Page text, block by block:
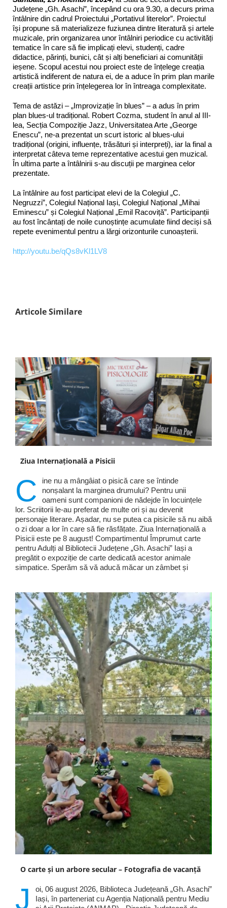
Județene „Gh. Asachi”, începând cu ora 9.30, a decurs prima
întâlnire din cadrul Proiectului „Portativul literelor”. Proiectul
își propune să materializeze fuziunea dintre literatură și artele
muzicale, prin organizarea unor întâlniri periodice cu activități
tematice în care să fie implicați elevi, studenți, cadre
didactice, părinți, bunici, cât și alți beneficiari ai comunității
ieșene. Scopul acestui nou proiect este de înțelege creația
artistică indiferent de natura ei, de a aduce în prim plan marile
creații artistice prin înțelegerea lor în întreaga complexitate.
Tema de astăzi – „Improvizație în blues” – a adus în prim
plan blues-ul tradițional. Robert Cozma, student în anul al III-
lea, Secția Compoziție Jazz, Universitatea Arte „George
Enescu”, ne-a prezentat un scurt istoric al blues-ului
tradițional (origini, influențe, trăsături și interpreți), iar la final a
interpretat câteva teme reprezentative acestui gen muzical.
În ultima parte a întâlnirii s-au discuții pe marginea celor
prezentate.
La întâlnire au fost participat elevi de la Colegiul „C.
Negruzzi”, Colegiul Național Iași, Colegiul Național „Mihai
Eminescu” și Colegiul Național „Emil Racoviță”. Participanții
au fost încântați de noile cunoștințe acumulate fiind deciși să
repete evenimentul pentru a lărgi orizonturile cunoașterii.
http://youtu.be/qQs8vKl1LV8
Articole Similare
Ziua Internațională a Pisicii
C
ine nu a mângâiat o pisică care se întinde
nonșalant la marginea drumului? Pentru unii
oameni sunt companioni de nădejde în locuințele
lor. Scriitorii le-au preferat de multe ori și au devenit
personaje literare. Așadar, nu se putea ca pisicile să nu aibă
o zi doar a lor în care să fie răsfățate. Ziua Internațională a
Pisicii este pe 8 august! Compartimentul Împrumut carte
pentru Adulți al Bibliotecii Județene „Gh. Asachi” Iași a
pregătit o expoziție de carte dedicată acestor animale
simpatice. Sperăm să vă aducă măcar un zâmbet și
O carte și un arbore secular – Fotografia de vacanță
J
oi, 06 august 2026, Biblioteca Județeană „Gh. Asachi”
Iași, în parteneriat cu Agenția Națională pentru Mediu